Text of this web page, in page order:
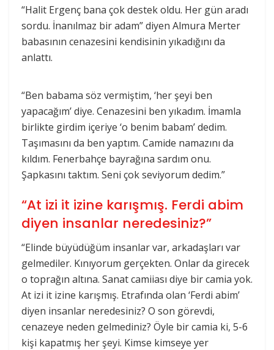
“Halit Ergenç bana çok destek oldu. Her gün aradı
sordu. İnanılmaz bir adam” diyen Almura Merter
babasının cenazesini kendisinin yıkadığını da
anlattı.
“Ben babama söz vermiştim, ‘her şeyi ben
yapacağım’ diye. Cenazesini ben yıkadım. İmamla
birlikte girdim içeriye ‘o benim babam’ dedim.
Taşımasını da ben yaptım. Camide namazını da
kıldım. Fenerbahçe bayrağına sardım onu.
Şapkasını taktım. Seni çok seviyorum dedim.”
“At izi it izine karışmış. Ferdi abim
diyen insanlar neredesiniz?”
“Elinde büyüdüğüm insanlar var, arkadaşları var
gelmediler. Kınıyorum gerçekten. Onlar da girecek
o toprağın altına. Sanat camiiası diye bir camia yok.
At izi it izine karışmış. Etrafında olan ‘Ferdi abim’
diyen insanlar neredesiniz? O son görevdi,
cenazeye neden gelmediniz? Öyle bir camia ki, 5-6
kişi kapatmış her şeyi. Kimse kimseye yer